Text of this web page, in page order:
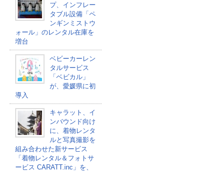
プ、インフレー
タブル設備「ペ
ンギンミストウ
ォール」のレンタル在庫を
増台
ベビーカーレン
タルサービス
「ベビカル」
が、愛媛県に初
導入
キャラット、イ
ンバウンド向け
に、着物レンタ
ルと写真撮影を
組み合わせた新サービス
「着物レンタル＆フォトサ
ービス CARATT.inc」を、